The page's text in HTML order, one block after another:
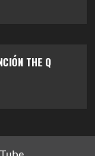
THE Q